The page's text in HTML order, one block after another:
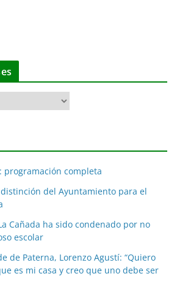
programación completa
del Ayuntamiento para el
Cañada ha sido condenado por no
escolar
de Paterna, Lorenzo Agustí: “Quiero
es mi casa y creo que uno debe ser